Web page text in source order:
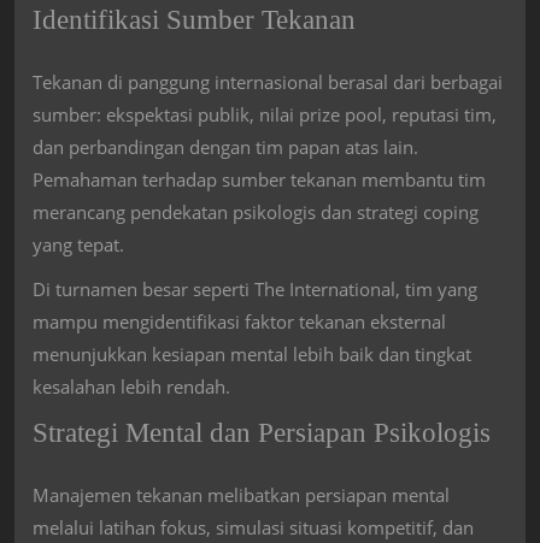
Identifikasi Sumber Tekanan
Tekanan di panggung internasional berasal dari berbagai
sumber: ekspektasi publik, nilai prize pool, reputasi tim,
dan perbandingan dengan tim papan atas lain.
Pemahaman terhadap sumber tekanan membantu tim
merancang pendekatan psikologis dan strategi coping
yang tepat.
Di turnamen besar seperti The International, tim yang
mampu mengidentifikasi faktor tekanan eksternal
menunjukkan kesiapan mental lebih baik dan tingkat
kesalahan lebih rendah.
Strategi Mental dan Persiapan Psikologis
Manajemen tekanan melibatkan persiapan mental
melalui latihan fokus, simulasi situasi kompetitif, dan